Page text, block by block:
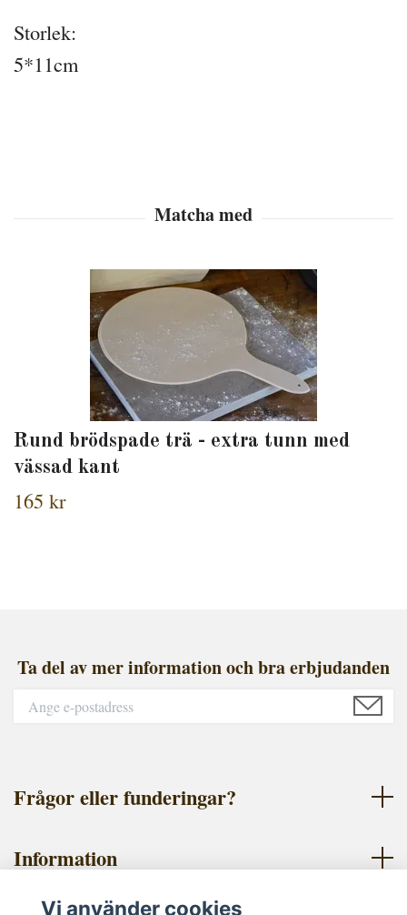
Storlek:
5*11cm
Rund brödspade trä - extra tunn med
vässad kant
165 kr
Ta del av mer information och bra erbjudanden
Frågor eller funderingar?
Information
Vi använder cookies